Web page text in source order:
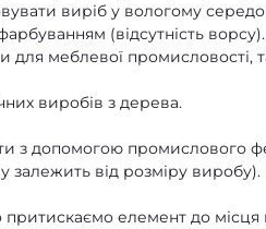
виріб у вологому
(відсутність ворсу).
меблевої промисловості,
виробів з дерева.
з допомогою промислового
залежить від розміру
елемент до місця